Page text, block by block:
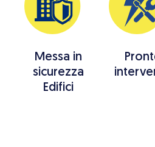
Messa in
sicurezza
Edifici